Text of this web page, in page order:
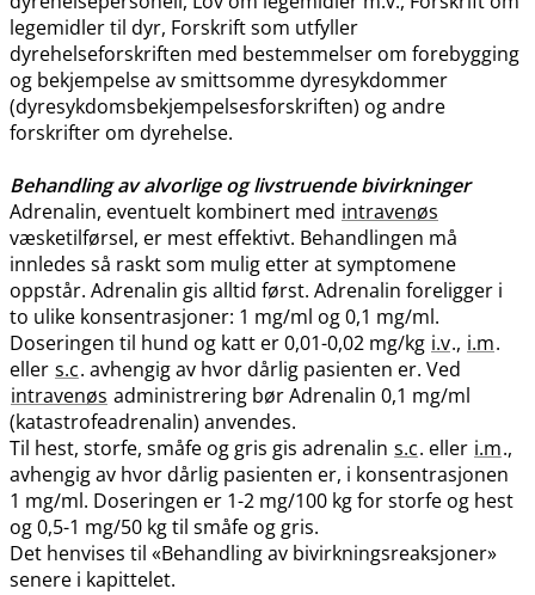
legemidler til dyr, Forskrift som utfyller
dyrehelseforskriften med bestemmelser om forebygging
og bekjempelse av smittsomme dyresykdommer
(dyresykdomsbekjempelsesforskriften) og andre
forskrifter om dyrehelse.
Behandling av alvorlige og livstruende bivirkninger
Adrenalin, eventuelt kombinert med intravenøs
væsketilførsel, er mest effektivt. Behandlingen må
innledes så raskt som mulig etter at symptomene
oppstår. Adrenalin gis alltid først. Adrenalin foreligger i
to ulike konsentrasjoner: 1 mg/ml og 0,1 mg​/​ml.
Doseringen til hund og katt er 0,01-0,02 mg/kg i.v., i.m.
eller s.c. avhengig av hvor dårlig pasienten er. Ved
intravenøs administrering bør Adrenalin 0,1 mg/ml
(katastrofeadrenalin) anvendes.
Til hest, storfe, småfe og gris gis adrenalin s.c. eller i.m.,
avhengig av hvor dårlig pasienten er, i konsentrasjonen
1 mg​/​ml. Doseringen er 1-2 mg/100 kg for storfe og hest
og 0,5-1 mg/50 kg til småfe og gris.
Det henvises til «Behandling av bivirkningsreaksjoner»
senere i kapittelet.